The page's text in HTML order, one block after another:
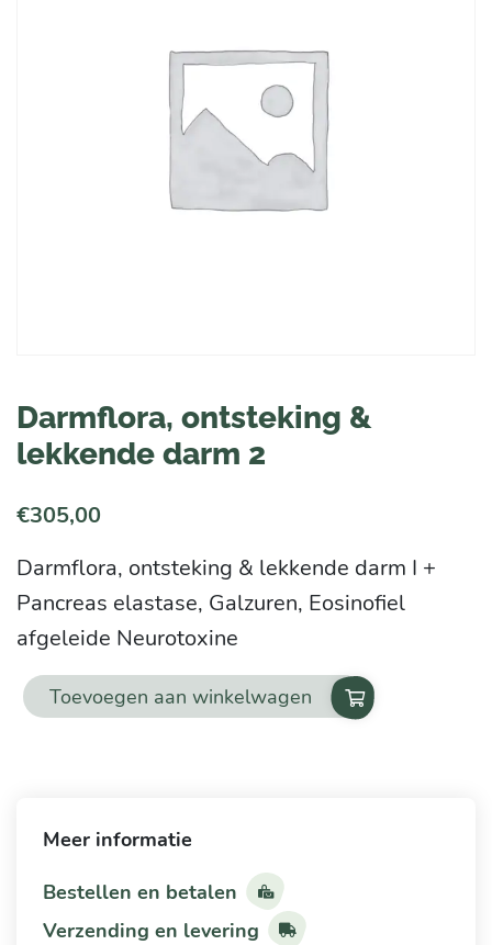
Darmflora, ontsteking &
lekkende darm 2
€305,00
Darmflora, ontsteking & lekkende darm I +
Pancreas elastase, Galzuren, Eosinofiel
afgeleide Neurotoxine
Darmflora,
darm
aantal
Toevoegen aan winkelwagen
Meer informatie
Bestellen en betalen
Verzending en levering